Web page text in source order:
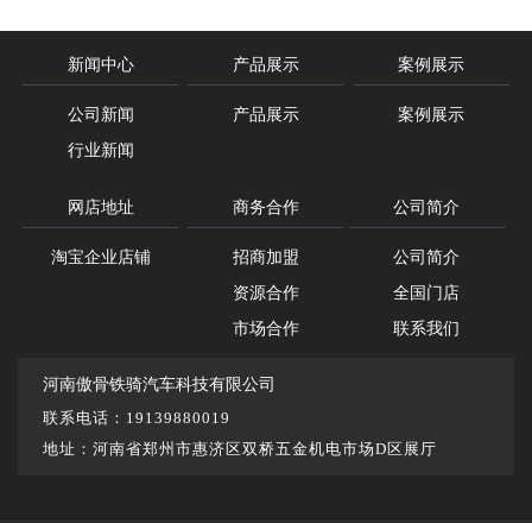
新闻中心
公司新闻
行业新闻
产品展示
产品展示
案例展示
案例展示
网店地址
淘宝企业店铺
商务合作
招商加盟
资源合作
市场合作
公司简介
公司简介
全国门店
联系我们
河南傲骨铁骑汽车科技有限公司
联系电话：19139880019
地址：河南省郑州市惠济区双桥五金机电市场D区展厅